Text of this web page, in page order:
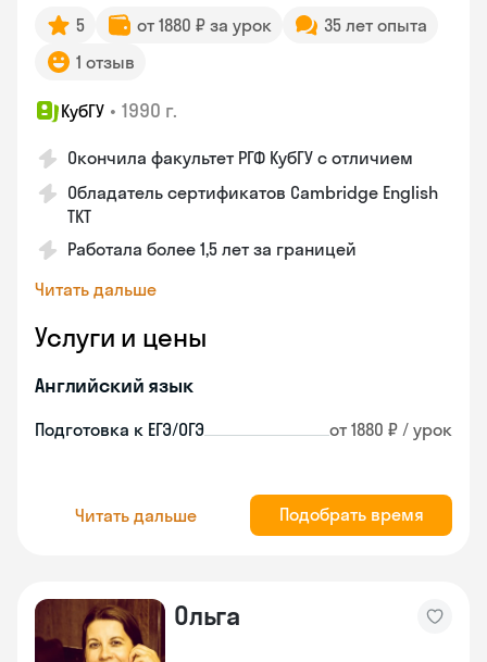
5 от 1880 ₽ за урок
35 лет опыта
1 отзыв
КубГУ • 1990 г.
Окончила факультет РГФ КубГУ с отличием
Обладатель сертификатов Cambridge English
TKT
Работала более 1,5 лет за границей
Читать дальше
Услуги и цены
Английский язык
Подготовка к ЕГЭ/ОГЭ от 1880 ₽ / урок
Читать дальше Подобрать время
Ольга